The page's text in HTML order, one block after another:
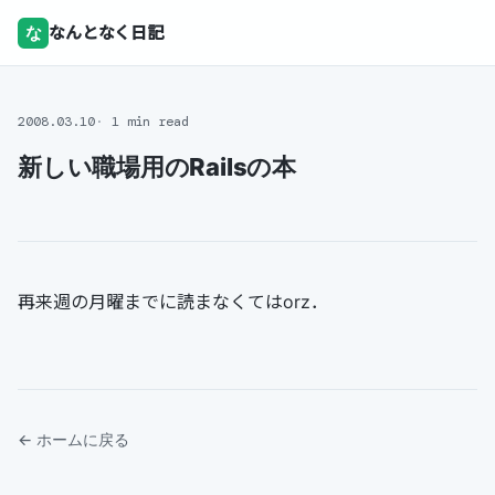
な なんとなく日記
2008.03.10 1 min read
新しい職場用のRailsの本
再来週の月曜までに読まなくてはorz．
← ホームに戻る